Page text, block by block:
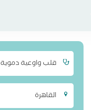
قلب واوعية دموية
القاهرة